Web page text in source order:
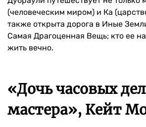
(человеческим миром) и Ка
также открыта дорога в Иные
Самая Драгоценная Вещь; кто ее
жить вечно.
«Дочь часовых дел
мастера», Кейт